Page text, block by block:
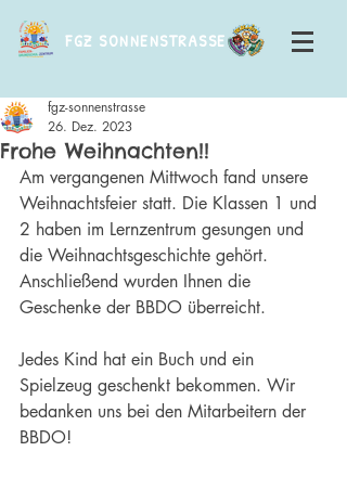
FGZ SONNENSTRASSE
Frohe Weihnachten!!
fgz-sonnenstrasse
26. Dez. 2023
Am vergangenen Mittwoch fand unsere
Weihnachtsfeier statt. Die Klassen 1 und
2 haben im Lernzentrum gesungen und
die Weihnachtsgeschichte gehört.
Anschließend wurden Ihnen die
Geschenke der BBDO überreicht.
Jedes Kind hat ein Buch und ein
Spielzeug geschenkt bekommen. Wir
bedanken uns bei den Mitarbeitern der
BBDO!